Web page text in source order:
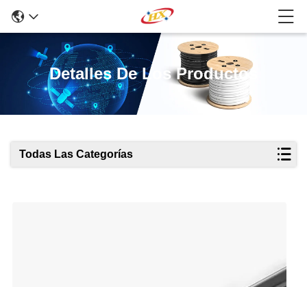
Detalles De Los Productos
Todas Las Categorías